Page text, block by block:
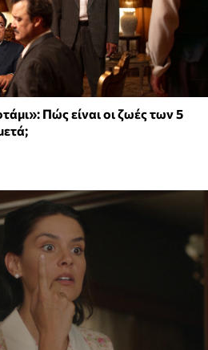
Πώς είναι οι ζωές των 5